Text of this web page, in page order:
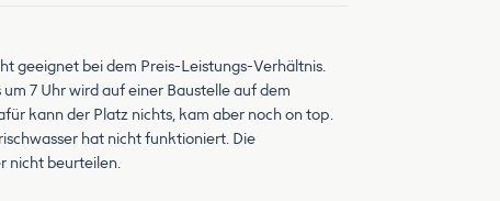
geeignet bei dem Preis-Leistungs-Verhältnis.
7 Uhr wird auf einer Baustelle auf dem
kann der Platz nichts, kam aber noch on top.
hat nicht funktioniert. Die
nicht beurteilen.